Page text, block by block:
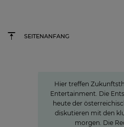
SEITENANFANG
Hier treffen
Entertainment. Die
heute der
diskutieren mit den
morgen. Die